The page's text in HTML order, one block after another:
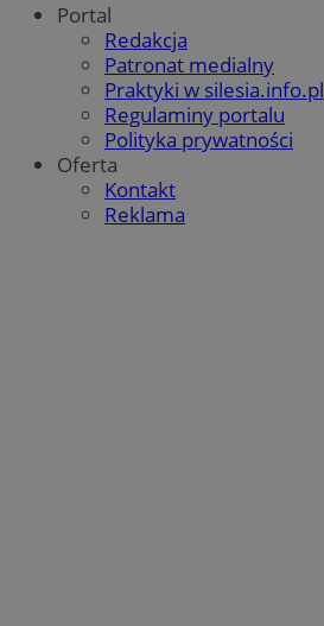
Portal
Redakcja
Patronat medialny
Praktyki w silesia.info.pl
Regulaminy portalu
Polityka prywatności
Oferta
Kontakt
Reklama